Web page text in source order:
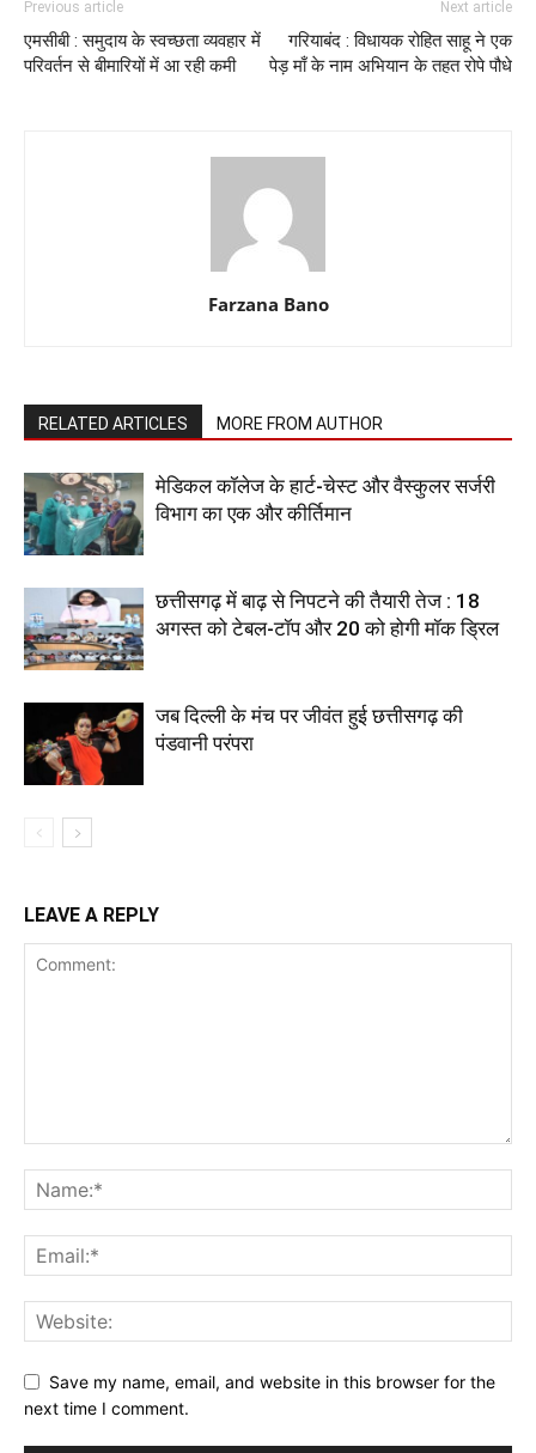
Previous article
एमसीबी : समुदाय के स्वच्छता व्यवहार में
परिवर्तन से बीमारियों में आ रही कमी
Next article
गरियाबंद : विधायक रोहित साहू ने एक
पेड़ माँ के नाम अभियान के तहत रोपे पौधे
Farzana Bano
RELATED ARTICLES MORE FROM AUTHOR
​मेडिकल कॉलेज के हार्ट-चेस्ट और वैस्कुलर सर्जरी
विभाग का एक और कीर्तिमान
छत्तीसगढ़ में बाढ़ से निपटने की तैयारी तेज : 18
अगस्त को टेबल-टॉप और 20 को होगी मॉक ड्रिल
जब दिल्ली के मंच पर जीवंत हुई छत्तीसगढ़ की
पंडवानी परंपरा
LEAVE A REPLY
Save my name, email, and website in this browser for the
next time I comment.